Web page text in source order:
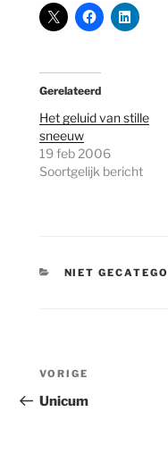
Gerelateerd
Het geluid van stille
sneeuw
19 feb 2006
Soortgelijk bericht
CATEGORIEËN
NIET
Bericht
navigatie
Vorig
bericht
VORIGE
Unicum